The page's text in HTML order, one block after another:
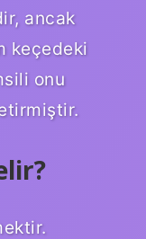
ancak
keçedeki
onu